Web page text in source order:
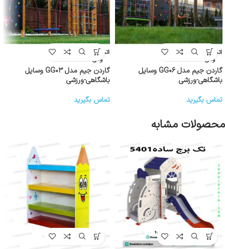
اتمام موج
ودی
گاردن جیم مدل GG۰۶ وسایل
باشگاهی-ورزشی
تماس بگیرید
اتمام موج
ودی
گاردن جیم مدل GG۰۳ وسایل
باشگاهی-ورزشی
تماس بگیرید
محصولات مشابه